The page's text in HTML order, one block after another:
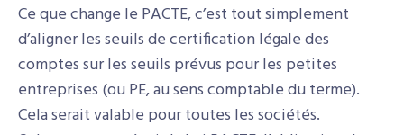
Ce que change le PACTE, c’est tout simplement
d’aligner les seuils de certification légale des
comptes sur les seuils prévus pour les petites
entreprises (ou PE, au sens comptable du terme).
Cela serait valable pour toutes les sociétés.